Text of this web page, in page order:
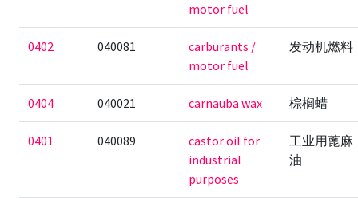
motor fuel
0402 040081
carburants /
motor fuel
发动机燃料
0404 040021 carnauba wax 棕榈蜡
0401 040089
castor oil for
industrial
purposes
工业用蓖麻
油